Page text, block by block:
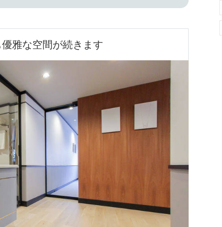
雅な空間が続きます